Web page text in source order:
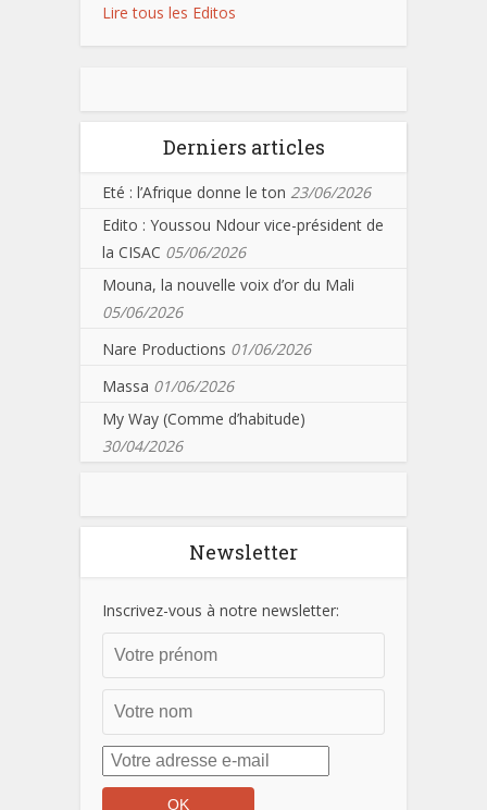
Lire tous les Editos
Derniers articles
Eté : l’Afrique donne le ton 23/06/2026
Edito : Youssou Ndour vice-président de
la CISAC 05/06/2026
Mouna, la nouvelle voix d’or du Mali
05/06/2026
Nare Productions 01/06/2026
Massa 01/06/2026
My Way (Comme d’habitude)
30/04/2026
Newsletter
Inscrivez-vous à notre newsletter: